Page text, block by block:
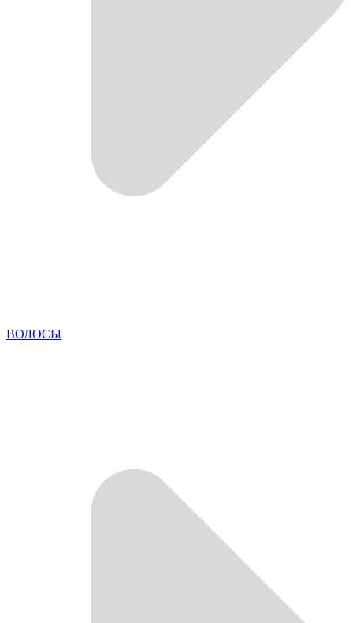
ВОЛОСЫ